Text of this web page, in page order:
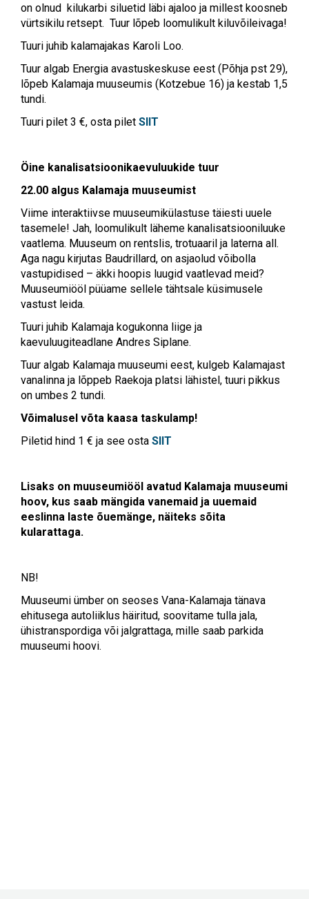
on olnud kilukarbi siluetid läbi ajaloo ja millest koosneb
vürtsikilu retsept. Tuur lõpeb loomulikult kiluvõileivaga!
Tuuri juhib kalamajakas Karoli Loo.
Tuur algab Energia avastuskeskuse eest (Põhja pst 29),
lõpeb Kalamaja muuseumis (Kotzebue 16) ja kestab 1,5
tundi.
Tuuri pilet 3 €, osta pilet SIIT
Öine kanalisatsioonikaevuluukide tuur
22.00 algus Kalamaja muuseumist
Viime interaktiivse muuseumikülastuse täiesti uuele
tasemele! Jah, loomulikult läheme kanalisatsiooniluuke
vaatlema. Muuseum on rentslis, trotuaaril ja laterna all.
Aga nagu kirjutas Baudrillard, on asjaolud võibolla
vastupidised – äkki hoopis luugid vaatlevad meid?
Muuseumiööl püüame sellele tähtsale küsimusele
vastust leida.
Tuuri juhib Kalamaja kogukonna liige ja
kaevuluugiteadlane Andres Siplane.
Tuur algab Kalamaja muuseumi eest, kulgeb Kalamajast
vanalinna ja lõppeb Raekoja platsi lähistel, tuuri pikkus
on umbes 2 tundi.
Võimalusel võta kaasa taskulamp!
Piletid hind 1 € ja see osta SIIT
Lisaks on muuseumiööl avatud Kalamaja muuseumi
hoov, kus saab mängida vanemaid ja uuemaid
eeslinna laste õuemänge, näiteks sõita
kularattaga.
NB!
Muuseumi ümber on seoses Vana-Kalamaja tänava
ehitusega autoliiklus häiritud, soovitame tulla jala,
ühistranspordiga või jalgrattaga, mille saab parkida
muuseumi hoovi.